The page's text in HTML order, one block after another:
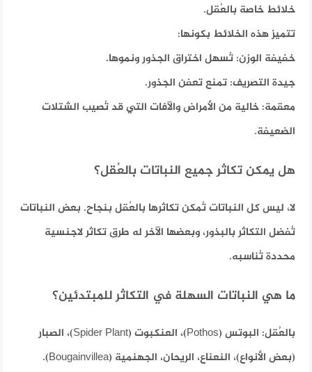
خلائط خاصة بالعُقل.
تتميز هذه الخلائط بكونها:
خفيفة الوزن: تُسهل اختراق الجذور ونموها.
جيدة التصريف: تمنع تعفن الجذور.
معقمة: خالية من الأمراض والآفات التي قد تُصيب الشتلات
الضعيفة.
هل يمكن تكاثر جميع النباتات بالعُقل؟
لا، ليس كل النباتات تُمكن تكاثرها بالعُقل بنجاح. بعض النباتات
تُفضل التكاثر بالبذور، وبعضها الآخر له طرق تكاثر لاجنسية
محددة تُناسبه.
ما هي النباتات السهلة في التكاثر للمبتدئين؟
بالعُقل:
البوتس (Pothos)، العنكبوت (Spider Plant)، الصبار
(بعض الأنواع)، النعناع، الريحان، الجهنمية (Bougainvillea).